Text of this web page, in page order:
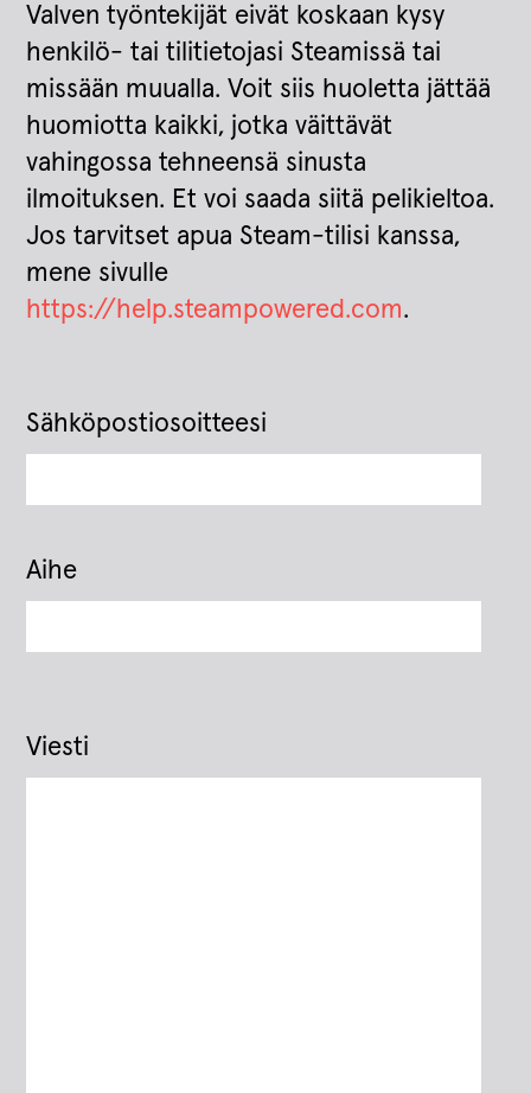
Valven työntekijät eivät koskaan kysy
henkilö- tai tilitietojasi Steamissä tai
missään muualla. Voit siis huoletta jättää
huomiotta kaikki, jotka väittävät
vahingossa tehneensä sinusta
ilmoituksen. Et voi saada siitä pelikieltoa.
Jos tarvitset apua Steam-tilisi kanssa,
mene sivulle
https://help.steampowered.com.
Sähköpostiosoitteesi
Aihe
Viesti